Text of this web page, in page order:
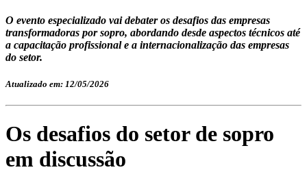
O evento especializado vai debater os desafios das empresas
transformadoras por sopro, abordando desde aspectos técnicos até
a capacitação profissional e a internacionalização das empresas
do setor.
Atualizado em: 12/05/2026
Os desafios do setor de sopro
em discussão